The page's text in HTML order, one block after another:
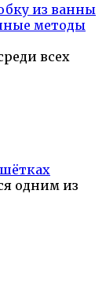
из ванны
методы
всех
одним из